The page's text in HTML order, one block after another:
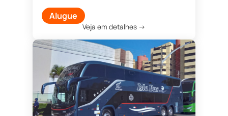
Alugue
Veja em detalhes →